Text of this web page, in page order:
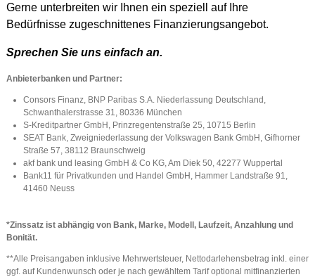
Gerne unterbreiten wir Ihnen ein speziell auf Ihre
Bedürfnisse zugeschnittenes Finanzierungsangebot.
Sprechen Sie uns einfach an.
Anbieterbanken und Partner:
Consors Finanz, BNP Paribas S.A. Niederlassung Deutschland,
Schwanthalerstrasse 31, 80336 München
S-Kreditpartner GmbH, Prinzregentenstraße 25, 10715 Berlin
SEAT Bank, Zweigniederlassung der Volkswagen Bank GmbH, Gifhorner
Straße 57, 38112 Braunschweig
akf bank und leasing GmbH & Co KG, Am Diek 50, 42277 Wuppertal
Bank11 für Privatkunden und Handel GmbH, Hammer Landstraße 91,
41460 Neuss
*Zinssatz ist abhängig von Bank, Marke, Modell, Laufzeit, Anzahlung und
Bonität.
**Alle Preisangaben inklusive Mehrwertsteuer, Nettodarlehensbetrag inkl. einer
ggf. auf Kundenwunsch oder je nach gewähltem Tarif optional mitfinanzierten